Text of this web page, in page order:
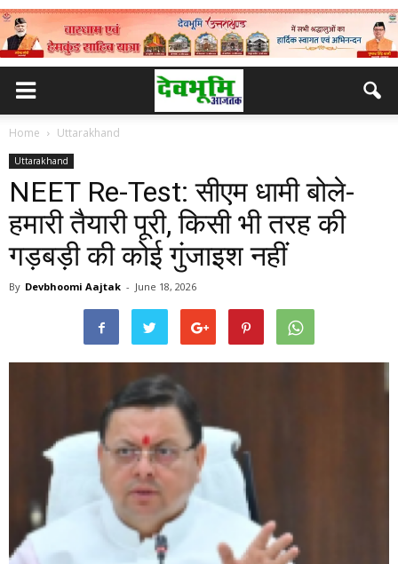
Home Uttarakhand
Uttarakhand
NEET Re-Test: सीएम धामी बोले-
हमारी तैयारी पूरी, किसी भी तरह की
गड़बड़ी की कोई गुंजाइश नहीं
By Devbhoomi Aajtak - June 18, 2026